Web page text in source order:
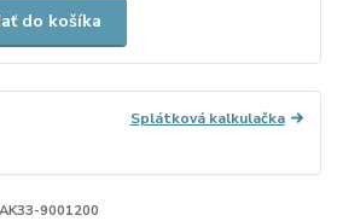
do košíka
Splátková kalkulačka
AK33-9001200